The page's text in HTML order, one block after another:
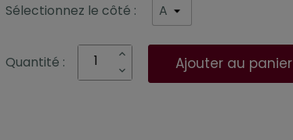
Sélectionnez le côté :
Quantité : Ajouter au panier